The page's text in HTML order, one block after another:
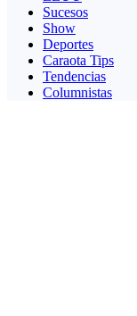
Sucesos
Show
Deportes
Caraota Tips
Tendencias
Columnistas